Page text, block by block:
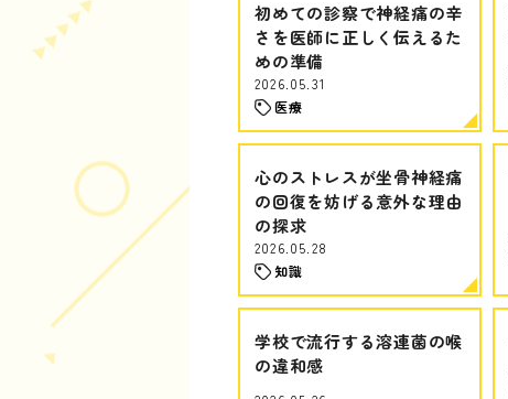
初めての診察で神経痛の辛
さを医師に正しく伝えるた
めの準備
2026.05.31
医療
心のストレスが坐骨神経痛
の回復を妨げる意外な理由
の探求
2026.05.28
知識
学校で流行する溶連菌の喉
の違和感